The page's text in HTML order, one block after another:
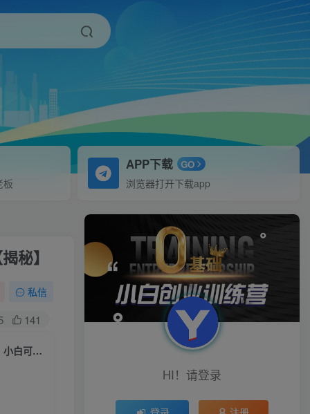
板
APP下载 GO
浏览器打开下载app
秘】
私信
141
2023最新玩法短视频广告撸金，亲测单机收益80+，可矩阵，傻瓜式操作，小白可上手【揭秘】
HI！请登录